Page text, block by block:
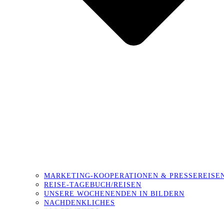
MARKETING-KOOPERATIONEN &
REISE-TAGEBUCH/REISEN
UNSERE WOCHENENDEN IN BILDERN
NACHDENKLICHES